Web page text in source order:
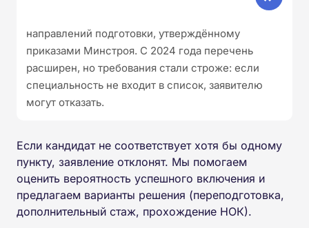
направлений подготовки, утверждённому
приказами Минстроя. С 2024 года перечень
расширен, но требования стали строже: если
специальность не входит в список, заявителю
могут отказать.
Если кандидат не соответствует хотя бы одному
пункту, заявление отклонят. Мы помогаем
оценить вероятность успешного включения и
предлагаем варианты решения (переподготовка,
дополнительный стаж, прохождение НОК).